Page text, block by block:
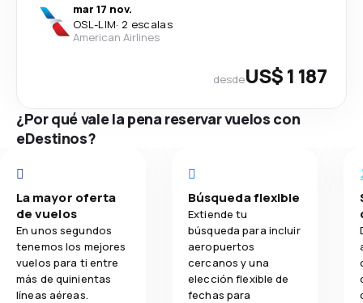
mar 17 nov.
OSL-LIM· 2 escalas
American Airlines
desdeUS$ 1 187
¿Por qué vale la pena reservar vuelos con
eDestinos?
La mayor oferta
de vuelos
En unos segundos
tenemos los mejores
vuelos para ti entre
más de quinientas
líneas aéreas.
Búsqueda flexible
Extiende tu
búsqueda para incluir
aeropuertos
cercanos y una
elección flexible de
fechas para